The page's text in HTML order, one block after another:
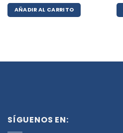
AÑADIR AL CARRITO
SÍGUENOS EN: